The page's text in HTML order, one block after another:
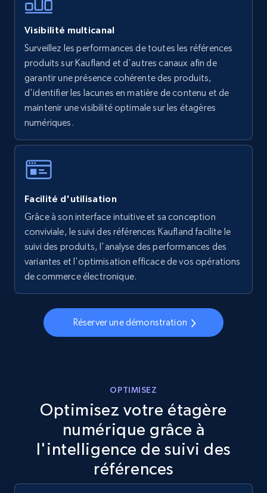
using specific category URL
URL, Final price, Sku, Currency, Gtin,
more.
5.6K+ 876+ Commencer
Walmart - products - Collects products by
URL, Final price, Sku, Currency, Gtin,
more.
5.6K+ 876+ Commencer
Walmart - products - Discover products by
using sku numbers
URL, Final price, Sku, Currency, Gtin,
Specifications, Image urls, Top reviews, and
TikTok Shop
URL, Title, Available, Description, Currency, Initial
price, Final price, Discount percent, and more.
Visibilité multicanal
Surveillez les performances de toutes les références
produits sur Kaufland et d'autres canaux afin de
garantir une présence cohérente des produits,
d'identifier les lacunes en matière de contenu et de
maintenir une visibilité optimale sur les étagères
numériques.
Facilité d'utilisation
Grâce à son interface intuitive et sa conception
conviviale, le suivi des références Kaufland facilite le
suivi des produits, l'analyse des performances des
variantes et l'optimisation efficace de vos opérations
de commerce électronique.
Réserver une démonstration
OPTIMISEZ
Optimisez votre étagère
numérique grâce à
l'intelligence de suivi des
références